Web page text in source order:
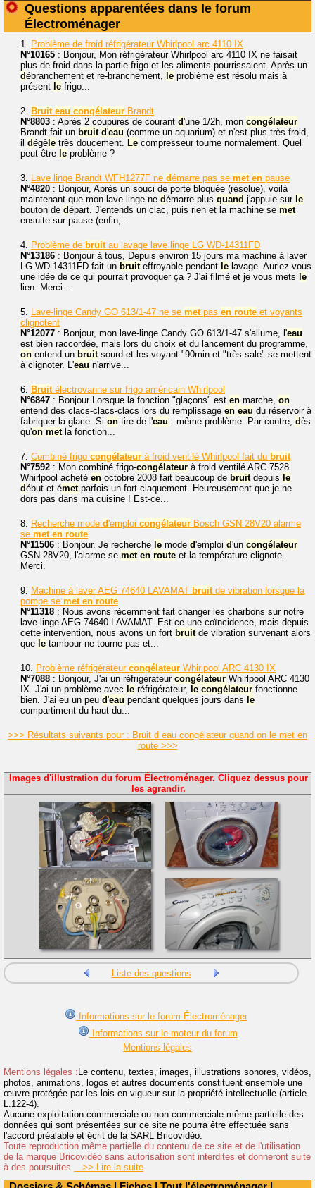
Questions apparentées dans le forum
Électroménager
1. Problème de froid réfrigérateur Whirlpool arc 4110 IX
N°10165 : Bonjour, Mon réfrigérateur Whirlpool arc 4110 IX ne faisait
plus de froid dans la partie frigo et les aliments pourrissaient. Après un
débranchement et re-branchement, le problème est résolu mais à
présent le frigo...
2. Bruit eau congélateur Brandt
N°8803 : Après 2 coupures de courant d'une 1/2h, mon congélateur
Brandt fait un bruit d'eau (comme un aquarium) et n'est plus très froid,
il dégè le très doucement. Le compresseur tourne normalement. Quel
peut-être le problème ?
3. Lave linge Brandt WFH1277F ne démarre pas se met en pause
N°4820 : Bonjour, Après un souci de porte bloquée (résolue), voilà
maintenant que mon lave linge ne démarre plus quand j'appuie sur le
bouton de départ. J'entends un clac, puis rien et la machine se met
ensuite sur pause (enfin,...
4. Problème de bruitau lavage lave linge LG WD-14311FD
N°13186 : Bonjour à tous, Depuis environ 15 jours ma machine à laver
LG WD-14311FD fait un bruiteffroyable pendant le lavage. Auriez-vous
une idée de ce qui pourrait provoquer ça ? J'ai filmé et je vous mets le
lien. Merci...
5. Lave-linge Candy GO 613/1-47 ne se metpas en route et voyants
clignotent
N°12077 : Bonjour, mon lave-linge Candy GO 613/1-47 s'allume, l'eau
est bien raccordée, mais lors du choix et du lancement du programme,
on entend un bruitsourd et les voyant "90min et "très sale" se mettent
à clignoter. L'eau n'arrive...
6. Bruitélectrovanne sur frigo américain Whirlpool
N°6847 : Bonjour Lorsque la fonction "glaçons" est en marche, on
entend des clacs-clacs-clacs lors du remplissage en eau du réservoir à
fabriquer la glace. Si on tire de l'eau : même problème. Par contre, dès
qu'on metla fonction...
7. Combiné frigo congélateur à froid ventilé Whirlpool fait du bruit
N°7592 : Mon combiné frigo-congélateur à froid ventilé ARC 7528
Whirlpool acheté en octobre 2008 fait beaucoup de bruitdepuis le
début et émetparfois un fort claquement. Heureusement que je ne
dors pas dans ma cuisine ! Est-ce...
8. Recherche mode d'emploi congélateur Bosch GSN 28V20 alarme
se met en route
N°11506 : Bonjour. Je recherche le mode d'emploi d'un congélateur
GSN 28V20, l'alarme se met en route et la température clignote.
Merci.
9. Machine à laver AEG 74640 LAVAMAT bruitde vibration lorsque la
pompe se met en route
N°11318 : Nous avons récemment fait changer les charbons sur notre
lave linge AEG 74640 LAVAMAT. Est-ce une coïncidence, mais depuis
cette intervention, nous avons un fort bruitde vibration survenant alors
que le tambour ne tourne pas et...
10. Problème réfrigérateur congélateur Whirlpool ARC 4130 IX
N°7088 : Bonjour, J'ai un réfrigérateur congélateur Whirlpool ARC 4130
IX. J'ai un problème avec le réfrigérateur, le congélateur fonctionne
bien. J'ai eu un peu d'eau pendant quelques jours dans le
compartiment du haut du...
>>> Résultats suivants pour : Bruit d eau congélateur quand on le met en
route >>>
Images d'illustration du forum Électroménager. Cliquez dessus pour
les agrandir.
Liste des questions
Informations sur le forum Électroménager
Informations sur le moteur du forum
Mentions légales
Mentions légales : Le contenu, textes, images, illustrations sonores, vidéos,
photos, animations, logos et autres documents constituent ensemble une
œuvre protégée par les lois en vigueur sur la propriété intellectuelle (article
L.122-4).
Aucune exploitation commerciale ou non commerciale même partielle des
données qui sont présentées sur ce site ne pourra être effectuée sans
l'accord préalable et écrit de la SARL Bricovidéo.
Toute reproduction même partielle du contenu de ce site et de l'utilisation
de la marque Bricovidéo sans autorisation sont interdites et donneront suite
à des poursuites. >> Lire la suite